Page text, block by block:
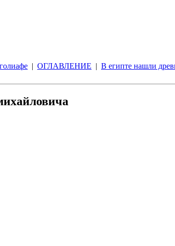
| ОГЛАВЛЕНИЕ | В египте нашли